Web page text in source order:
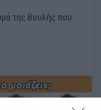
της Βουλής που